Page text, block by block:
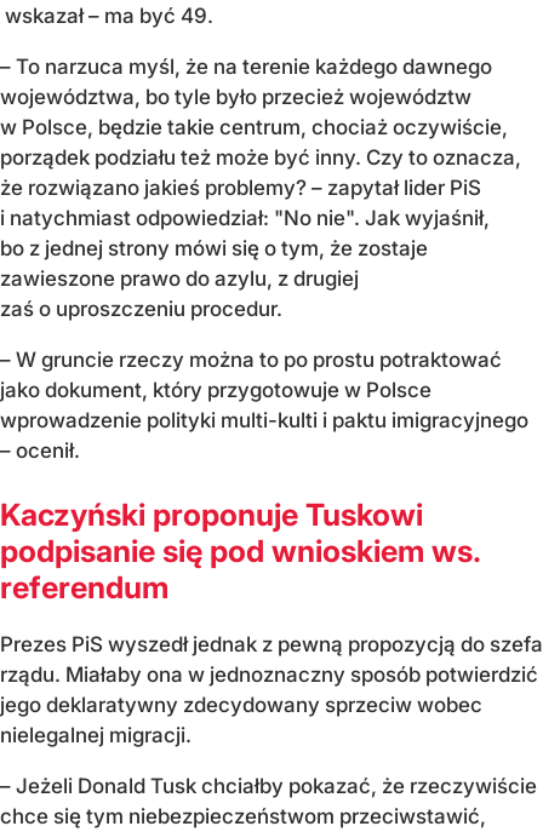
wskazał – ma być 49.
– To narzuca myśl, że na terenie każdego dawnego
województwa, bo tyle było przecież województw
w Polsce, będzie takie centrum, chociaż oczywiście,
porządek podziału też może być inny. Czy to oznacza,
że rozwiązano jakieś problemy? – zapytał lider PiS
i natychmiast odpowiedział: "No nie". Jak wyjaśnił,
bo z jednej strony mówi się o tym, że zostaje
zawieszone prawo do azylu, z drugiej
zaś o uproszczeniu procedur.
– W gruncie rzeczy można to po prostu potraktować
jako dokument, który przygotowuje w Polsce
wprowadzenie polityki multi-kulti i paktu imigracyjnego
– ocenił.
Kaczyński proponuje Tuskowi
podpisanie się pod wnioskiem ws.
referendum
Prezes PiS wyszedł jednak z pewną propozycją do szefa
rządu. Miałaby ona w jednoznaczny sposób potwierdzić
jego deklaratywny zdecydowany sprzeciw wobec
nielegalnej migracji.
– Jeżeli Donald Tusk chciałby pokazać, że rzeczywiście
chce się tym niebezpieczeństwom przeciwstawić,